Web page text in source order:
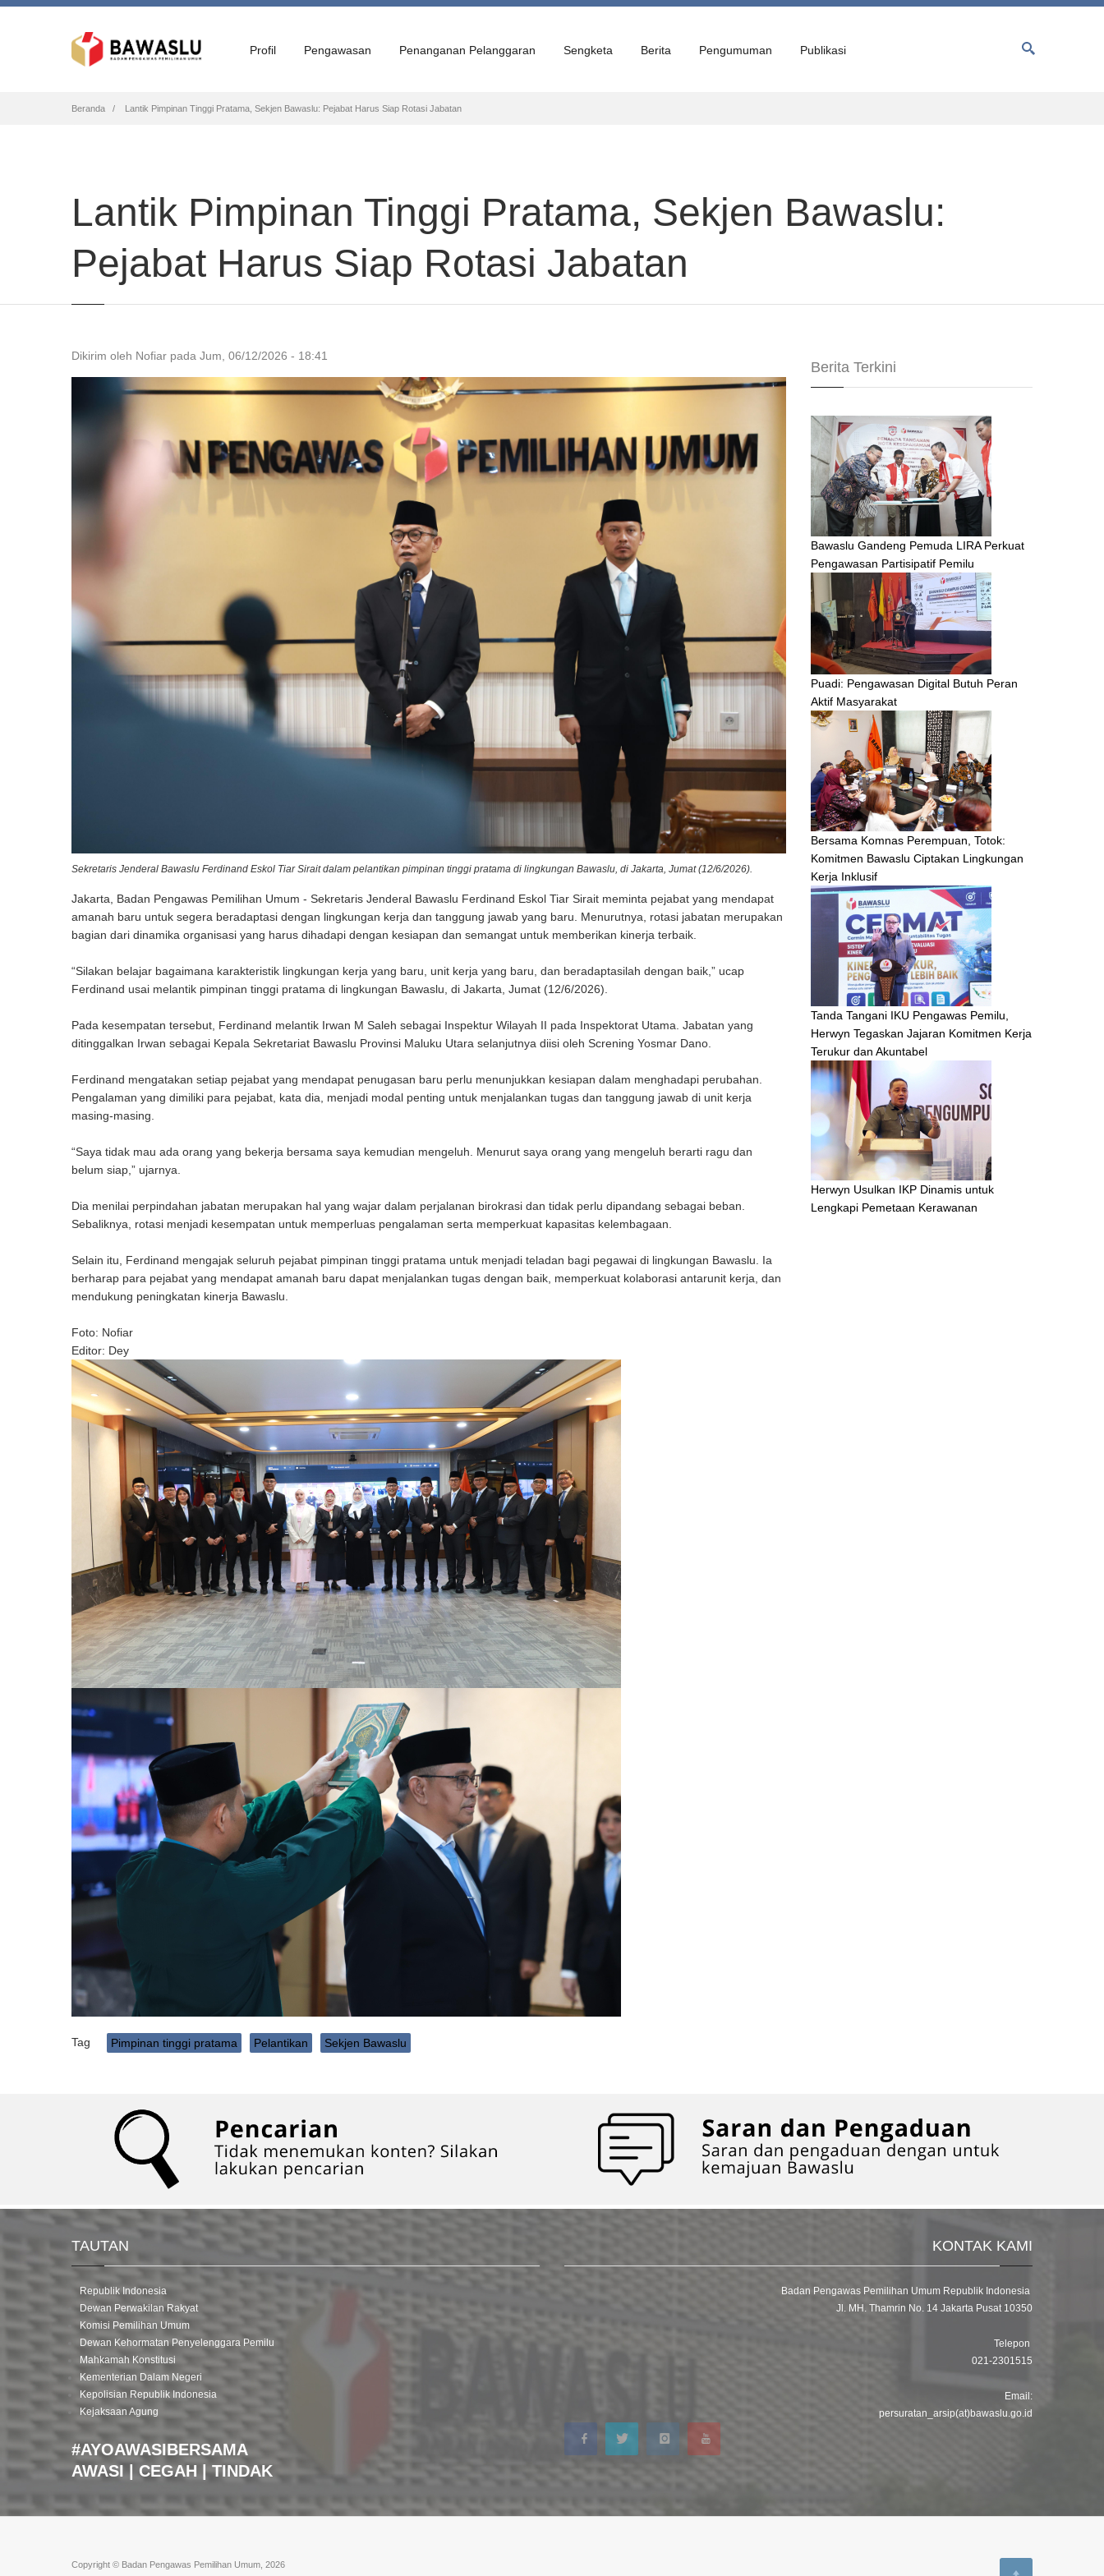
Profil Pengawasan Penanganan Pelanggaran Sengketa Berita Pengumuman Publikasi
Breadcrumb
Beranda Lantik Pimpinan Tinggi Pratama, Sekjen Bawaslu: Pejabat Harus Siap Rotasi Jabatan
Lantik Pimpinan Tinggi Pratama, Sekjen Bawaslu:
Pejabat Harus Siap Rotasi Jabatan
Dikirim oleh Nofiar pada Jum, 06/12/2026 - 18:41
Sekretaris Jenderal Bawaslu Ferdinand Eskol Tiar Sirait dalam pelantikan pimpinan tinggi pratama di lingkungan Bawaslu, di Jakarta, Jumat (12/6/2026).
Jakarta, Badan Pengawas Pemilihan Umum - Sekretaris Jenderal Bawaslu Ferdinand Eskol Tiar Sirait meminta pejabat yang mendapat
amanah baru untuk segera beradaptasi dengan lingkungan kerja dan tanggung jawab yang baru. Menurutnya, rotasi jabatan merupakan
bagian dari dinamika organisasi yang harus dihadapi dengan kesiapan dan semangat untuk memberikan kinerja terbaik.
“Silakan belajar bagaimana karakteristik lingkungan kerja yang baru, unit kerja yang baru, dan beradaptasilah dengan baik,” ucap
Ferdinand usai melantik pimpinan tinggi pratama di lingkungan Bawaslu, di Jakarta, Jumat (12/6/2026).
Pada kesempatan tersebut, Ferdinand melantik Irwan M Saleh sebagai Inspektur Wilayah II pada Inspektorat Utama. Jabatan yang
ditinggalkan Irwan sebagai Kepala Sekretariat Bawaslu Provinsi Maluku Utara selanjutnya diisi oleh Screning Yosmar Dano.
Ferdinand mengatakan setiap pejabat yang mendapat penugasan baru perlu menunjukkan kesiapan dalam menghadapi perubahan.
Pengalaman yang dimiliki para pejabat, kata dia, menjadi modal penting untuk menjalankan tugas dan tanggung jawab di unit kerja
masing-masing.
“Saya tidak mau ada orang yang bekerja bersama saya kemudian mengeluh. Menurut saya orang yang mengeluh berarti ragu dan
belum siap,” ujarnya.
Dia menilai perpindahan jabatan merupakan hal yang wajar dalam perjalanan birokrasi dan tidak perlu dipandang sebagai beban.
Sebaliknya, rotasi menjadi kesempatan untuk memperluas pengalaman serta memperkuat kapasitas kelembagaan.
Selain itu, Ferdinand mengajak seluruh pejabat pimpinan tinggi pratama untuk menjadi teladan bagi pegawai di lingkungan Bawaslu. Ia
berharap para pejabat yang mendapat amanah baru dapat menjalankan tugas dengan baik, memperkuat kolaborasi antarunit kerja, dan
mendukung peningkatan kinerja Bawaslu.
Foto: Nofiar
Editor: ⁨Dey⁩
Tag Pimpinan tinggi pratama Pelantikan Sekjen Bawaslu
Berita Terkini
Bawaslu Gandeng Pemuda LIRA Perkuat
Pengawasan Partisipatif Pemilu
Puadi: Pengawasan Digital Butuh Peran
Aktif Masyarakat
Bersama Komnas Perempuan, Totok:
Komitmen Bawaslu Ciptakan Lingkungan
Kerja Inklusif
Tanda Tangani IKU Pengawas Pemilu,
Herwyn Tegaskan Jajaran Komitmen Kerja
Terukur dan Akuntabel
Herwyn Usulkan IKP Dinamis untuk
Lengkapi Pemetaan Kerawanan
TAUTAN
Republik Indonesia
Dewan Perwakilan Rakyat
Komisi Pemilihan Umum
Dewan Kehormatan Penyelenggara Pemilu
Mahkamah Konstitusi
Kementerian Dalam Negeri
Kepolisian Republik Indonesia
Kejaksaan Agung
#AYOAWASIBERSAMA
AWASI | CEGAH | TINDAK
KONTAK KAMI
Badan Pengawas Pemilihan Umum Republik Indonesia
Jl. MH. Thamrin No. 14 Jakarta Pusat 10350
Telepon
021-2301515
Email:
persuratan_arsip(at)bawaslu.go.id
Copyright © Badan Pengawas Pemilihan Umum, 2026